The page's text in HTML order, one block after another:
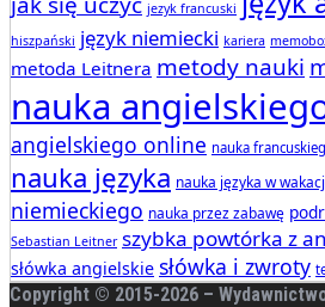
jezyk francuski
hiszpański język niemiecki kariera
metoda Leitnera metody nauki
nauka
angielskiego online nauka
nauka języka nauka języka w
niemieckiego nauka przez zabawę
Sebastian Leitner szybka powtórka z
słówka angielskie słówka i zwroty
Copyright © 2015-2026 –